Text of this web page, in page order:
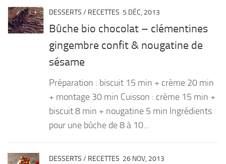
DESSERTS / RECETTES 5 DÉC, 2013
Bûche bio chocolat – clémentines
gingembre confit & nougatine de
sésame
Préparation : biscuit 15 min + crème 20 min
+ montage 30 min Cuisson : crème 15 min +
biscuit 8 min + nougatine 5 min Ingrédients
pour une bûche de 8 à 10...
DESSERTS / RECETTES 26 NOV, 2013